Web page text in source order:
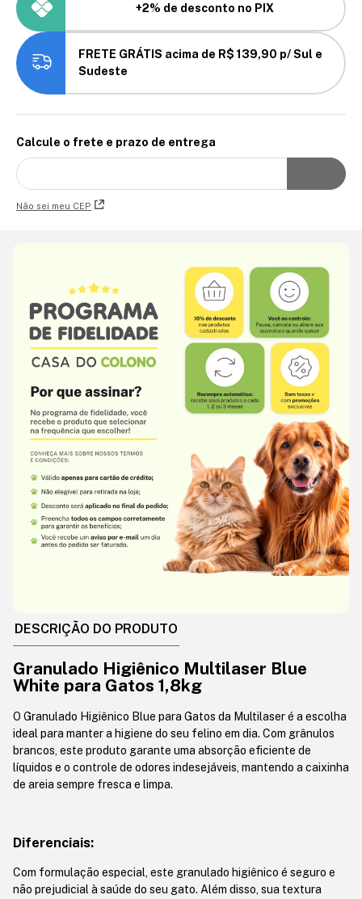
+2% de desconto no PIX
FRETE GRÁTIS acima de R$ 139,90 p/ Sul e
Sudeste
Calcule o frete e prazo de entrega
Não sei meu CEP
DESCRIÇÃO DO PRODUTO
Granulado Higiênico Multilaser Blue
White para Gatos 1,8kg
O Granulado Higiênico Blue para Gatos da Multilaser é a escolha
ideal para manter a higiene do seu felino em dia. Com grânulos
brancos, este produto garante uma absorção eficiente de
líquidos e o controle de odores indesejáveis, mantendo a caixinha
de areia sempre fresca e limpa.
Diferenciais:
Com formulação especial, este granulado higiênico é seguro e
não prejudicial à saúde do seu gato. Além disso, sua textura